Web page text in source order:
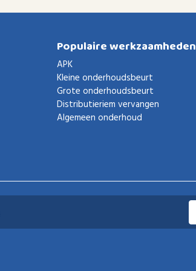
Populaire werkzaamheden
APK
Kleine onderhoudsbeurt
Grote onderhoudsbeurt
Distributieriem vervangen
Algemeen onderhoud